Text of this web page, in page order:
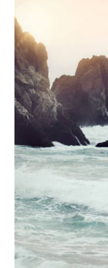
Video
Player